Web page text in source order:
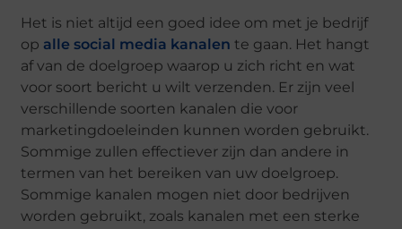
Het is niet altijd een goed idee om met je bedrijf
op alle social media kanalen te gaan. Het hangt
af van de doelgroep waarop u zich richt en wat
voor soort bericht u wilt verzenden. Er zijn veel
verschillende soorten kanalen die voor
marketingdoeleinden kunnen worden gebruikt.
Sommige zullen effectiever zijn dan andere in
termen van het bereiken van uw doelgroep.
Sommige kanalen mogen niet door bedrijven
worden gebruikt, zoals kanalen met een sterke